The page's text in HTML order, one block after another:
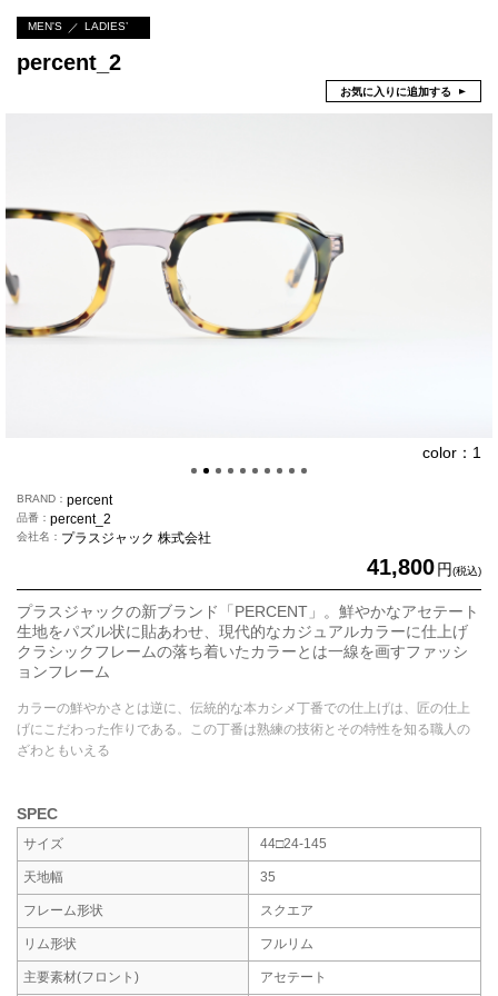
MEN'S LADIES’
percent_2
お気に入りに追加する
color：1
BRAND percent
品番 percent_2
会社名 プラスジャック 株式会社
41,800円(税込)
プラスジャックの新ブランド「PERCENT」。鮮やかなアセテート
生地をパズル状に貼あわせ、現代的なカジュアルカラーに仕上げ
クラシックフレームの落ち着いたカラーとは一線を画すファッシ
ョンフレーム
カラーの鮮やかさとは逆に、伝統的な本カシメ丁番での仕上げは、匠の仕上
げにこだわった作りである。この丁番は熟練の技術とその特性を知る職人の
ざわともいえる
SPEC
サイズ 44□24-145
天地幅 35
フレーム形状 スクエア
リム形状 フルリム
主要素材(フロント) アセテート